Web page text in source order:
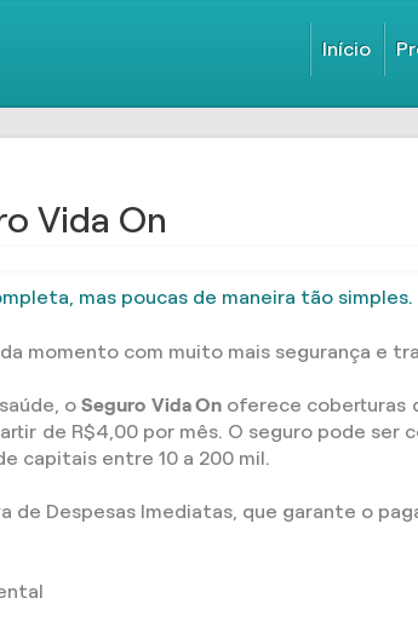
Início
Vida On
mas poucas de maneira tão simples.
momento com muito mais segurança e
oSeguro Vida Onoferece coberturas
de R$4,00 por mês. O seguro pode
capitais entre 10 a 200 mil.
de Despesas Imediatas, que garante o